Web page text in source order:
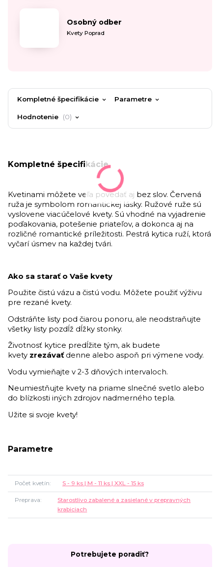
Osobný odber
Kvety Poprad
Kompletné špecifikácie Parametre
Hodnotenie 0
Kompletné špecifikácie
Kvetinami môžete veľa povedať aj bez slov. Červená
ruža je symbolom romantickej lásky. Ružové ruže sú
vyslovene viacúčelové kvety. Sú vhodné na vyjadrenie
poďakovania, potešenie priateľov, a dokonca aj na
rozličné romantické príležitosti. Pestrá kytica ruží, ktorá
vyčarí úsmev na každej tvári.
Ako sa starať o Vaše kvety
Použite čistú vázu a čistú vodu. Môžete použiť výživu
pre rezané kvety.
Odstráňte listy pod čiarou ponoru, ale neodstraňujte
všetky listy pozdĺž dĺžky stonky.
Životnosť kytice predĺžite tým, ak budete
kvety zrezávaťdenne alebo aspoň pri výmene vody.
Vodu vymieňajte v 2-3 dňových intervaloch.
Neumiestňujte kvety na priame slnečné svetlo alebo
do blízkosti iných zdrojov nadmerného tepla.
Užite si svoje kvety!
Parametre
Počet kvetín S - 9 ks | M - 11 ks | XXL - 15 ks
Preprava
Starostlivo zabalené a zasielané v prepravných
krabiciach
Potrebujete poradiť?